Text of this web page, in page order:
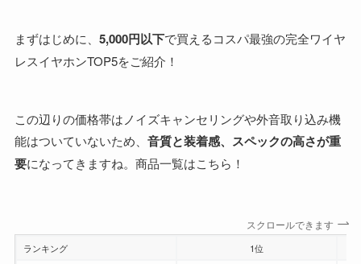
まずはじめに、 5,000円以下で買えるコスパ最強の完全ワイヤ
レスイヤホンTOP5をご紹介！
この辺りの価格帯はノイズキャンセリングや外音取り込み機
能はついていないため、 音質と装着感、スペックの高さが重
要になってきますね。商品一覧はこちら！
スクロールできます
ランキング 1位